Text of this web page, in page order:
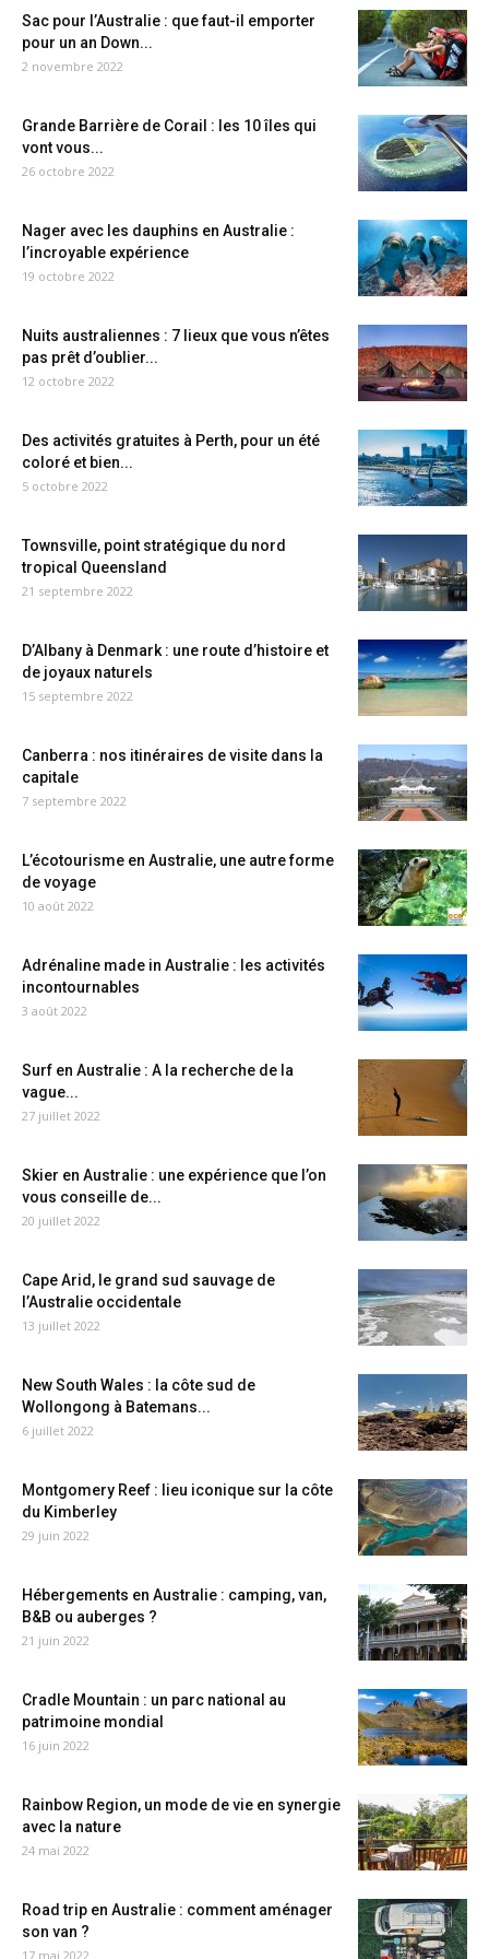
Sac pour l’Australie : que faut-il emporter
pour un an Down...
2 novembre 2022
Grande Barrière de Corail : les 10 îles qui
vont vous...
26 octobre 2022
Nager avec les dauphins en Australie :
l’incroyable expérience
19 octobre 2022
Nuits australiennes : 7 lieux que vous n’êtes
pas prêt d’oublier...
12 octobre 2022
Des activités gratuites à Perth, pour un été
coloré et bien...
5 octobre 2022
Townsville, point stratégique du nord
tropical Queensland
21 septembre 2022
D’Albany à Denmark : une route d’histoire et
de joyaux naturels
15 septembre 2022
Canberra : nos itinéraires de visite dans la
capitale
7 septembre 2022
L’écotourisme en Australie, une autre forme
de voyage
10 août 2022
Adrénaline made in Australie : les activités
incontournables
3 août 2022
Surf en Australie : A la recherche de la
vague...
27 juillet 2022
Skier en Australie : une expérience que l’on
vous conseille de...
20 juillet 2022
Cape Arid, le grand sud sauvage de
l’Australie occidentale
13 juillet 2022
New South Wales : la côte sud de
Wollongong à Batemans...
6 juillet 2022
Montgomery Reef : lieu iconique sur la côte
du Kimberley
29 juin 2022
Hébergements en Australie : camping, van,
B&B ou auberges ?
21 juin 2022
Cradle Mountain : un parc national au
patrimoine mondial
16 juin 2022
Rainbow Region, un mode de vie en synergie
avec la nature
24 mai 2022
Road trip en Australie : comment aménager
son van ?
17 mai 2022